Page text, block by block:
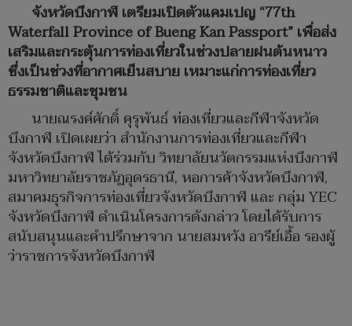
จังหวัดบึงกาฬ เตรียมเปิดตัวแคมเปญ “77th
Waterfall Province of Bueng Kan Passport” เพื่อส่ง
เสริมและกระตุ้นการท่องเที่ยวในช่วงปลายฝนต้นหนาว
ซึ่งเป็นช่วงที่อากาศเย็นสบาย เหมาะแก่การท่องเที่ยว
ธรรมชาติและชุมชน
นายณรงค์ศักดิ์ คุรุพันธ์ ท่องเที่ยวและกีฬาจังหวัด
บึงกาฬ เปิดเผยว่า สำนักงานการท่องเที่ยวและกีฬา
จังหวัดบึงกาฬ ได้ร่วมกับ วิทยาลัยนวัตกรรมแห่งบึงกาฬ
มหาวิทยาลัยราชภัฏอุดรธานี, หอการค้าจังหวัดบึงกาฬ,
สมาคมธุรกิจการท่องเที่ยวจังหวัดบึงกาฬ และ กลุ่ม YEC
จังหวัดบึงกาฬ ดำเนินโครงการดังกล่าว โดยได้รับการ
สนับสนุนและคำปรึกษาจาก นายสมหวัง อารีย์เอื้อ รองผู้
ว่าราชการจังหวัดบึงกาฬ